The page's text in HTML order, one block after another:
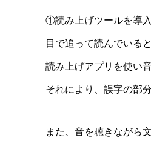
①読み上げツールを導
目で追って読んでいる
読み上げアプリを使い
それにより、誤字の部
また、音を聴きながら